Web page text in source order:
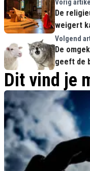
Vorig artikel
De
weigert
Goede
Volgend
De
geeft de
Dit vind je